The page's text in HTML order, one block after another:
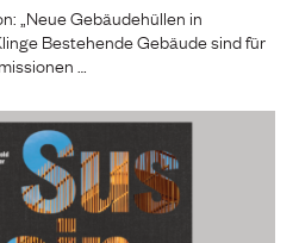
„Neue Gebäudehüllen in
Bestehende Gebäude sind für
…